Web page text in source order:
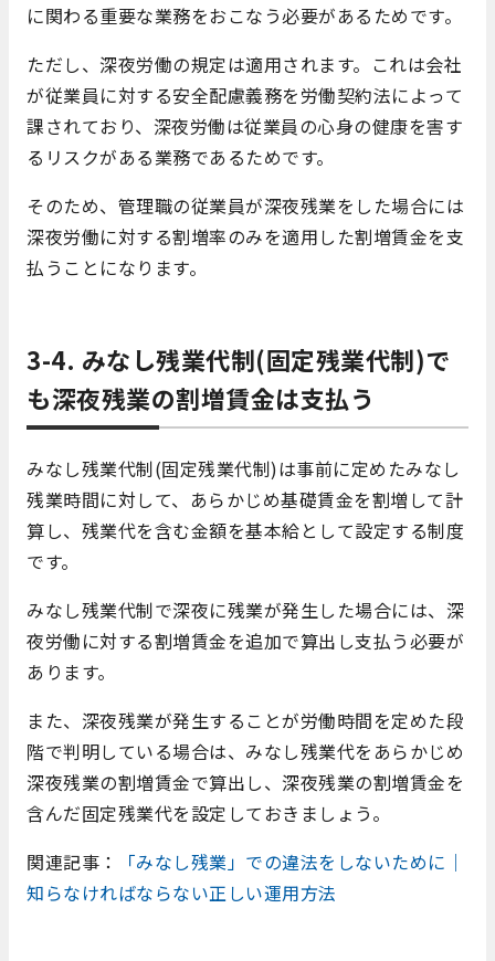
に関わる重要な業務をおこなう必要があるためです。
ただし、深夜労働の規定は適用されます。これは会社
が従業員に対する安全配慮義務を労働契約法によって
課されており、深夜労働は従業員の心身の健康を害す
るリスクがある業務であるためです。
そのため、管理職の従業員が深夜残業をした場合には
深夜労働に対する割増率のみを適用した割増賃金を支
払うことになります。
3-4. みなし残業代制(固定残業代制)で
も深夜残業の割増賃金は支払う
みなし残業代制(固定残業代制)は事前に定めたみなし
残業時間に対して、あらかじめ基礎賃金を割増して計
算し、残業代を含む金額を基本給として設定する制度
です。
みなし残業代制で深夜に残業が発生した場合には、深
夜労働に対する割増賃金を追加で算出し支払う必要が
あります。
また、深夜残業が発生することが労働時間を定めた段
階で判明している場合は、みなし残業代をあらかじめ
深夜残業の割増賃金で算出し、深夜残業の割増賃金を
含んだ固定残業代を設定しておきましょう。
関連記事：
「みなし残業」での違法をしないために｜
知らなければならない正しい運用方法